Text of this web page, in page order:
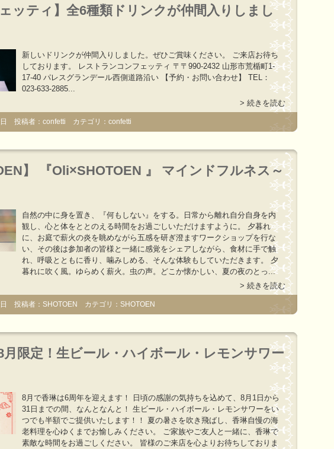
ェッティ】全6種類ドリンクが仲間入りしまし
新しいドリンクが仲間入りしました。ぜひご賞味ください。 ご来店お待ち
しております。 レストランコンフェッティ 〒〒990-2432 山形市荒楯町1-
17-40 パレスグランデール西側道路沿い 【予約・お問い合わせ】 TEL：
023-633-2885...
> 続きを読む
投稿者：confetti カテゴリ：confetti
】 『Oli×SHOTOEN 』 マインドフルネス～
自然の中に身を置き、『何もしない』をする。日常から離れ自分自身を内
観し、心と体をととのえる時間をお過ごしいただけますように。 夕暮れ
に、お庭で薪火の炎を眺めながら五感を研ぎ澄ますワークショップを行な
い、その後は参加者の皆様と一緒に感覚をシェアしながら、食材に手で触
れ、呼吸とともに香り、噛みしめる、そんな体験もしていただきます。 夕
暮れに吹く風。ゆらめく薪火。虫の声。どこか懐かしい、夏の夜のとっ...
> 続きを読む
投稿者：SHOTOEN カテゴリ：SHOTOEN
8月限定！生ビール・ハイボール・レモンサワー
8月で香琳は6周年を迎えます！ 日頃の感謝の気持ちを込めて、8月1日から
31日までの間、なんとなんと！ 生ビール・ハイボール・レモンサワーをい
つでも半額でご提供いたします！！ 夏の暑さを吹き飛ばし、香琳自慢の海
老料理を心ゆくまでお愉しみください。 ご家族やご友人と一緒に、香琳で
素敵な時間をお過ごしください。 皆様のご来店を心よりお待ちしておりま